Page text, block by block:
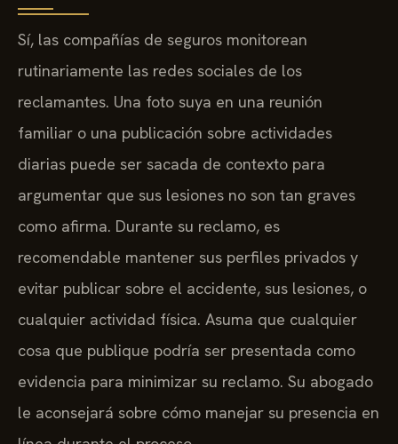
Sí, las compañías de seguros monitorean
rutinariamente las redes sociales de los
reclamantes. Una foto suya en una reunión
familiar o una publicación sobre actividades
diarias puede ser sacada de contexto para
argumentar que sus lesiones no son tan graves
como afirma. Durante su reclamo, es
recomendable mantener sus perfiles privados y
evitar publicar sobre el accidente, sus lesiones, o
cualquier actividad física. Asuma que cualquier
cosa que publique podría ser presentada como
evidencia para minimizar su reclamo. Su abogado
le aconsejará sobre cómo manejar su presencia en